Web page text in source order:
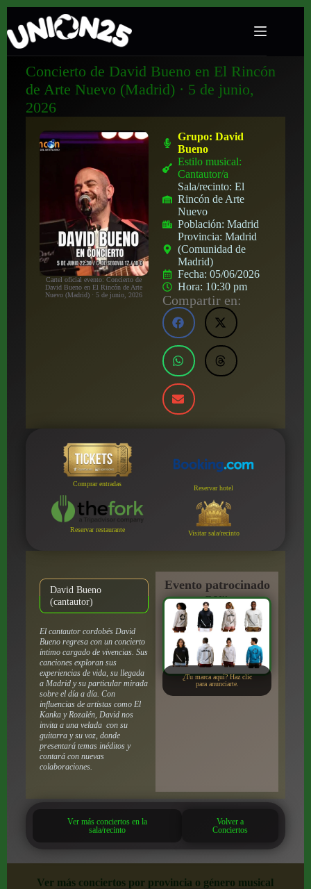
Concierto de David Bueno en El Rincón
de Arte Nuevo (Madrid) · 5 de junio,
2026
Cartel oficial evento: Concierto de
David Bueno en El Rincón de Arte
Nuevo (Madrid) · 5 de junio, 2026
Grupo:David
Bueno
Estilo musical:
Cantautor/a
Sala/recinto:El
Rincón de Arte
Nuevo
Población:Madrid
Provincia:Madrid
(Comunidad de
Madrid)
Fecha:05/06/2026
Hora: 10:30 pm
Compartir en:
Comprar entradas
Reservar hotel
Reservar restaurante Visitar sala/recinto
David Bueno
(cantautor)
El cantautor cordobés David
Bueno regresa con un concierto
íntimo cargado de vivencias. Sus
canciones exploran sus
experiencias de vida, su llegada
a Madrid y su particular mirada
sobre el día a día. Con
influencias de artistas como El
Kanka y Rozalén, David nos
invita a una velada con su
guitarra y su voz, donde
presentará temas inéditos y
contará con nuevas
colaboraciones.
Evento patrocinado
por:
¿Tu marca aquí? Haz clic
para anunciarte.
Ver más conciertos en la
sala/recinto
Volver a
Conciertos
Ver más conciertos por provincia o género musical